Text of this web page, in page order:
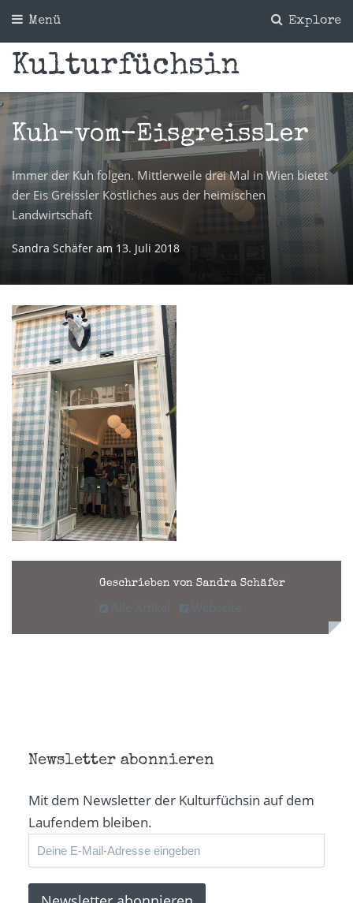
Explore
Menü
Kulturfüchsin
Kuh-vom-Eisgreissler
Immer der Kuh folgen. Mittlerweile drei Mal in Wien bietet
der Eis Greissler Köstliches aus der heimischen
Landwirtschaft
Sandra Schäfer am 13. Juli 2018
Geschrieben von Sandra Schäfer
Alle Artikel Webseite
Newsletter abonnieren
Mit dem Newsletter der Kulturfüchsin auf dem
Laufendem bleiben.